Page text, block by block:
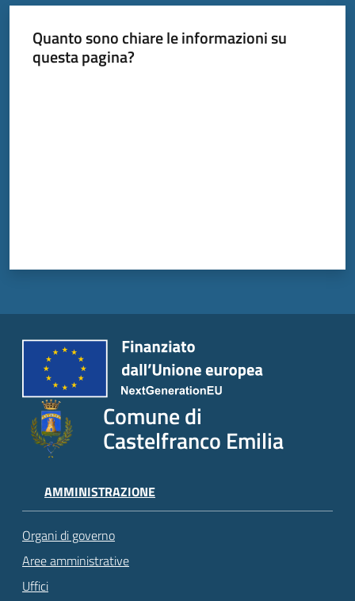
Castelfranco
Emilia
Quanto sono chiare le informazioni su
questa pagina?
Comune di
Castelfranco Emilia
AMMINISTRAZIONE
Organi di governo
Aree amministrative
Uffici